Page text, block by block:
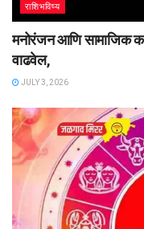
राशिभविष्य
मनोरंजन आणि सामाजिक
वाढवेल,
JULY 3, 2026